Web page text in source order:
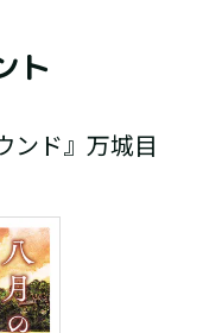
ト
ンド』万城目